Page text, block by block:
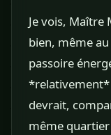
Je vois, Maître
bien, même
passoire
*relativement*
devrait,
même quartier